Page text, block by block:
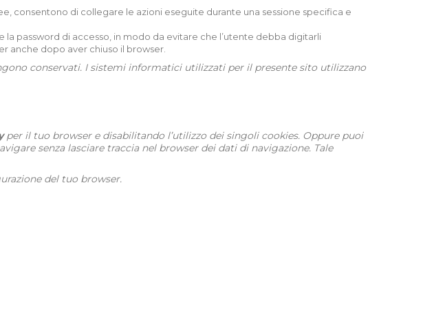
consentono di collegare le azioni eseguite durante una sessione specifica e
password di accesso, in modo da evitare che l’utente debba digitarli
anche dopo aver chiuso il browser.
conservati. I sistemi informatici utilizzati per il presente sito utilizzano
per il tuo browser e disabilitando l’utilizzo dei singoli cookies. Oppure puoi
senza lasciare traccia nel browser dei dati di navigazione. Tale
del tuo browser.